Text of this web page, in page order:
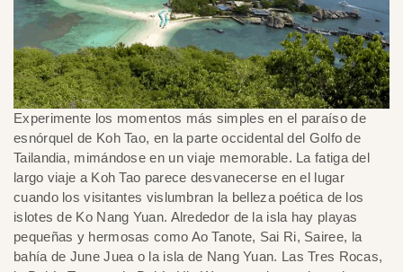
Experimente los momentos más simples en el paraíso de
esnórquel de Koh Tao, en la parte occidental del Golfo de
Tailandia, mimándose en un viaje memorable. La fatiga del
largo viaje a Koh Tao parece desvanecerse en el lugar
cuando los visitantes vislumbran la belleza poética de los
islotes de Ko Nang Yuan. Alrededor de la isla hay playas
pequeñas y hermosas como Ao Tanote, Sai Ri, Sairee, la
bahía de June Juea o la isla de Nang Yuan. Las Tres Rocas,